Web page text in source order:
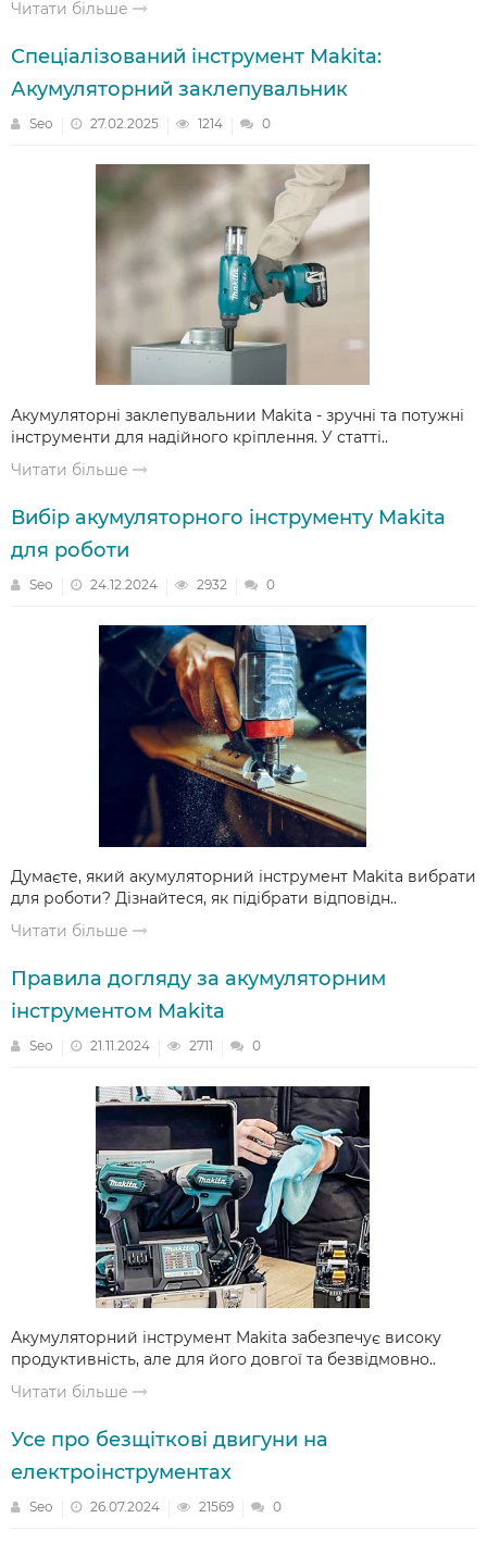
Читати більше
Спеціалізований інструмент Makita:
Акумуляторний заклепувальник
Seo 27.02.2025 1214 0
Акумуляторні заклепувальнии Makita - зручні та потужні
інструменти для надійного кріплення. У статті..
Читати більше
Вибір акумуляторного інструменту Makita
для роботи
Seo 24.12.2024 2932 0
Думаєте, який акумуляторний інструмент Makita вибрати
для роботи? Дізнайтеся, як підібрати відповідн..
Читати більше
Правила догляду за акумуляторним
інструментом Makita
Seo 21.11.2024 2711 0
Акумуляторний інструмент Makita забезпечує високу
продуктивність, але для його довгої та безвідмовно..
Читати більше
Усе про безщіткові двигуни на
електроінструментах
Seo 26.07.2024 21569 0